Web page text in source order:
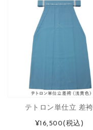
テトロン単仕立 差袴
¥16,500(税込)